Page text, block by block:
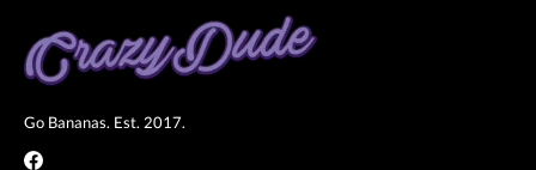
Go Bananas. Est. 2017.